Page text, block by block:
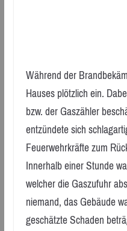
Während der
Hauses plötzlich ein.
bzw. der Gaszähler
entzündete sich
Feuerwehrkräfte zum
Innerhalb einer Stunde
welcher die Gaszufuhr
niemand, das Gebäude
geschätzte Schaden